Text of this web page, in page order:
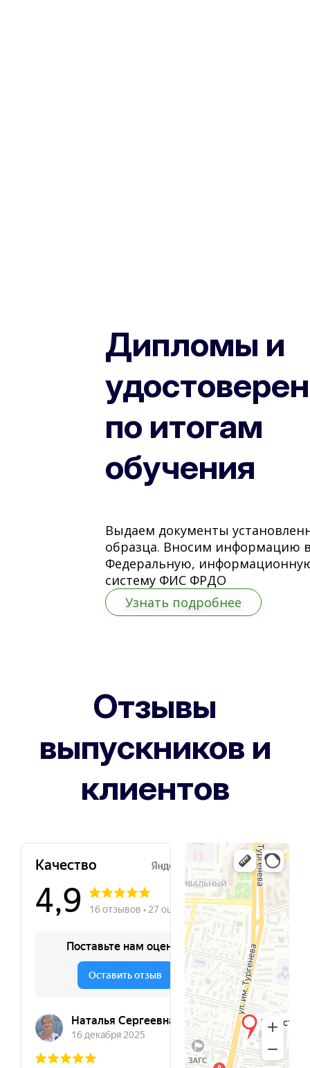
Дипломы и
по итогам
обучения
Выдаем документы
образца. Вносим информацию
Федеральную,
систему ФИС ФРДО
Узнать подробнее
Отзывы
выпускников и
клиентов